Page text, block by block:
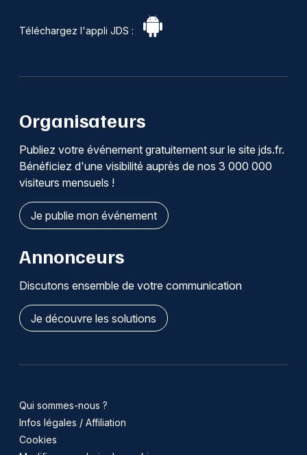
Téléchargez l'appli JDS :
Organisateurs
Publiez votre événement gratuitement sur le site jds.fr.
Bénéficiez d'une visibilité auprès de nos 3 000 000
visiteurs mensuels !
Je publie mon événement
Annonceurs
Discutons ensemble de votre communication
Je découvre les solutions
Qui sommes-nous ?
Infos légales / Affiliation
Cookies